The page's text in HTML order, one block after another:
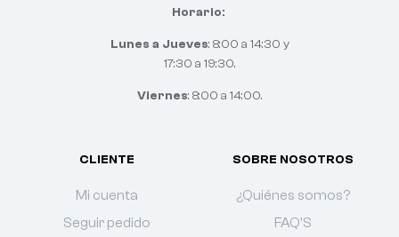
Horario:
Lunes a Jueves: 8:00 a 14:30 y
17:30 a 19:30.
Viernes: 8:00 a 14:00.
CLIENTE
Mi cuenta
Seguir pedido
SOBRE NOSOTROS
¿Quiénes somos?
FAQ'S